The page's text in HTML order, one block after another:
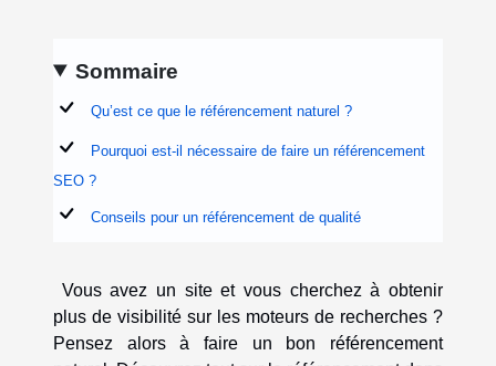
Sommaire
Qu’est ce que le référencement naturel ?
Pourquoi est-il nécessaire de faire un référencement
SEO ?
Conseils pour un référencement de qualité
Vous avez un site et vous cherchez à obtenir
plus de visibilité sur les moteurs de recherches ?
Pensez alors à faire un bon référencement